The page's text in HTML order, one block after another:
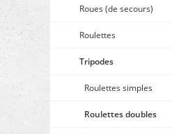
Roues (de secours)
Roulettes
Tripodes
Roulettes simples
Roulettes doubles